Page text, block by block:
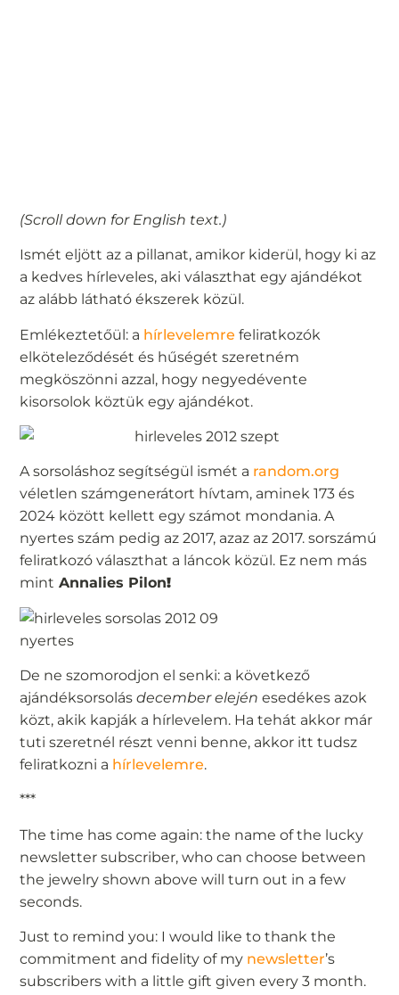
(Scroll down for English text.)
Ismét eljött az a pillanat, amikor kiderül, hogy ki az
a kedves hírleveles, aki választhat egy ajándékot
az alább látható ékszerek közül.
Emlékeztetőül: a hírlevelemrefeliratkozók
elköteleződését és hűségét szeretném
megköszönni azzal, hogy negyedévente
kisorsolok köztük egy ajándékot.
A sorsoláshoz segítségül ismét a random.org
véletlen számgenerátort hívtam, aminek 173 és
2024 között kellett egy számot mondania. A
nyertes szám pedig az 2017, azaz az 2017. sorszámú
feliratkozó választhat a láncok közül. Ez nem más
mint Annalies Pilon!
De ne szomorodjon el senki: a következő
ajándéksorsolásdecember elejénesedékes azok
közt, akik kapják a hírlevelem. Ha tehát akkor már
tuti szeretnél részt venni benne, akkor itt tudsz
feliratkozni a hírlevelemre.
***
The time has come again: the name of the lucky
newsletter subscriber, who can choose between
the jewelry shown above will turn out in a few
seconds.
Just to remind you: I would like to thank the
commitment and fidelity of my newsletter’s
subscribers with a little gift given every 3 month.